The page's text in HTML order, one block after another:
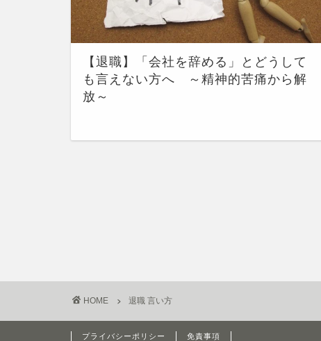
【退職】「会社を辞める」とどうして
も言えない方へ ～精神的苦痛から解
放～
HOME 退職 言い方
プライバシーポリシー 免責事項